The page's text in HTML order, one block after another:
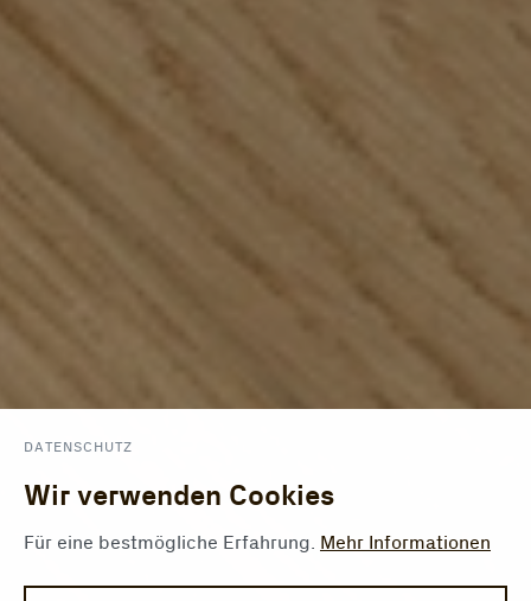
DATENSCHUTZ
Wir verwenden Cookies
Für eine bestmögliche Erfahrung. Mehr Informationen